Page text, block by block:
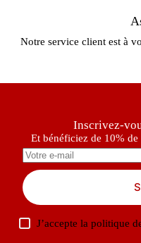
Notre service client est à
Inscrivez-
Et bénéficiez de 10%
J’accepte lapolitique